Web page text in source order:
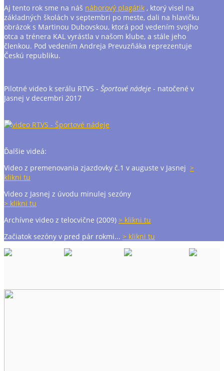
Aj tento rok sme na náš náborový plagátik , ktorý visel na
základných školách v septembri po meste, dali na hlavičku
obrázok s Martinou Dubovskou, ktorá pod vedením svojho
otca a trénera KAL vyrástla v našom klube, a stále jeho
členkou. Pod vedením Andreja Prevuzňáka reprezentuje
Českú republiku.
Pilotné video k serálu RTVS - Športové nádeje - natočené v
Jasnej v decembri 2017
Ďalšie videá:
Video z premenovania zjazdovky č.1 v auguste v Jasnej >
klikni tu
Video z Jasnej z úvodu minulej sezóny
> klikni tu
Archívne video z telocvične (2009) > klikni tu
Začiatok sezóny v pred pár rokmi... > klikni tu